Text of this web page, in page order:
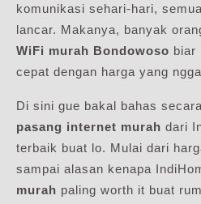
komunikasi sehari-hari,
lancar. Makanya, banyak
WiFi murah Bondowoso biar
cepat dengan harga yang
Di sini gue bakal bahas
pasang internet murah dari
terbaik buat lo. Mulai dari
sampai alasan kenapa
murah paling worth it buat